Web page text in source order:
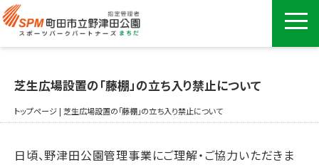
芝生広場設置の「藤棚」の立ち入り禁止について
トップページ | 芝生広場設置の「藤棚」の立ち入り禁止について
日頃、野津田公園管理事業にご理解・ご協力いただきま